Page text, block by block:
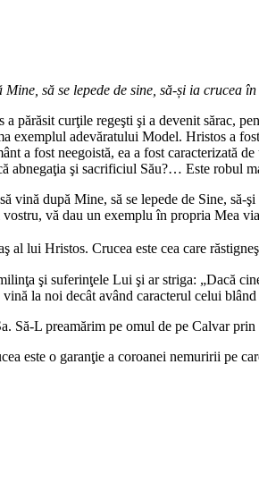
să se lepede de sine, să-și ia crucea
părăsit curţile regeşti şi a devenit sărac,
adevăratului Model. Hristos a
a fost neegoistă, ea a fost caracterizată
abnegaţia şi sacrificiul Său?… Este robul
vină după Mine, să se lepede de Sine,
vă dau un exemplu în propria Mea
al lui Hristos. Crucea este cea care
şi suferinţele Lui şi ar striga: „Dacă
la noi decât având caracterul celui
Să-L preamărim pe omul de pe Calvar
este o garanţie a coroanei nemuririi pe